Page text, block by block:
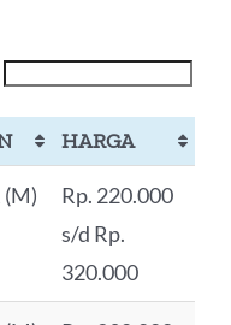
HARGA
(M)
Rp. 220.000
s/d Rp.
320.000